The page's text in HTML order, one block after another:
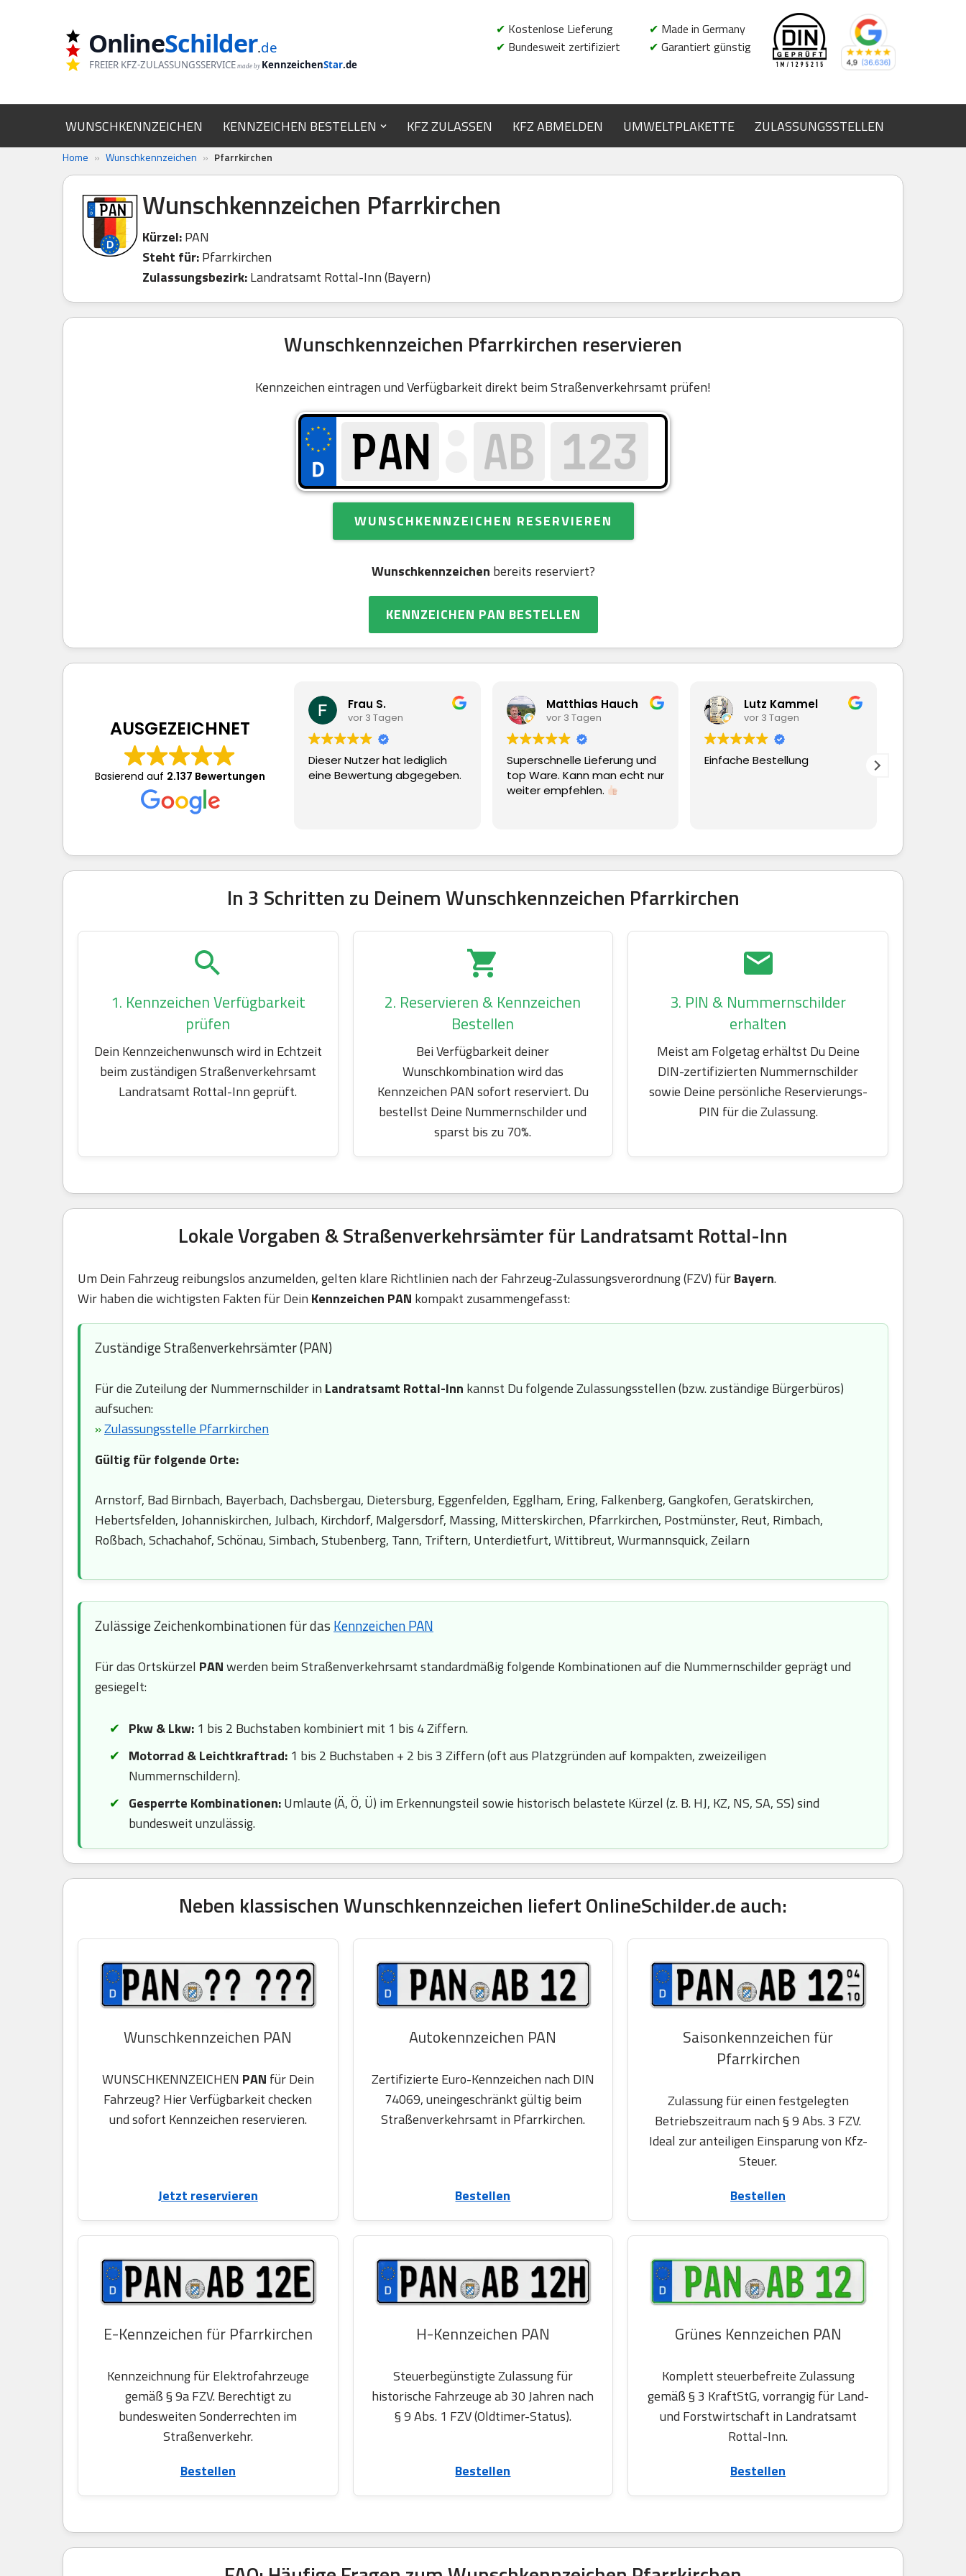
OnlineSchilder.de
FREIER KFZ-ZULASSUNGSSERVICE made by KennzeichenStar.de
✔ Kostenlose Lieferung
✔ Bundesweit zertifiziert
✔ Made in Germany
✔ Garantiert günstig
WUNSCHKENNZEICHEN KENNZEICHEN BESTELLEN KFZ ZULASSEN KFZ ABMELDEN UMWELTPLAKETTE ZULASSUNGSSTELLEN
Home » Wunschkennzeichen » Pfarrkirchen
Wunschkennzeichen Pfarrkirchen
Kürzel:PAN
Steht für:Pfarrkirchen
Zulassungsbezirk:Landratsamt Rottal-Inn (Bayern)
Wunschkennzeichen Pfarrkirchen reservieren
Kennzeichen eintragen und Verfügbarkeit direkt beim Straßenverkehrsamt prüfen!
WUNSCHKENNZEICHEN RESERVIEREN
Wunschkennzeichen bereits reserviert?
KENNZEICHEN PAN BESTELLEN
AUSGEZEICHNET
Basierend auf 2.137 Bewertungen
Frau S.
vor 3 Tagen
Dieser Nutzer hat lediglich
eine Bewertung abgegeben.
Matthias Hauch
vor 3 Tagen
Superschnelle Lieferung und
top Ware. Kann man echt nur
weiter empfehlen.
Lutz Kammel
vor 3 Tagen
Einfache Bestellung
Ging alles schnell und
reibungslos
In 3 Schritten zu Deinem Wunschkennzeichen Pfarrkirchen
1. Kennzeichen Verfügbarkeit
prüfen
Dein Kennzeichenwunsch wird in Echtzeit
beim zuständigen Straßenverkehrsamt
Landratsamt Rottal-Inn geprüft.
2. Reservieren & Kennzeichen
Bestellen
Bei Verfügbarkeit deiner
Wunschkombination wird das
Kennzeichen PAN sofort reserviert. Du
bestellst Deine Nummernschilder und
sparst bis zu 70%.
3. PIN & Nummernschilder
erhalten
Meist am Folgetag erhältst Du Deine
DIN-zertifizierten Nummernschilder
sowie Deine persönliche Reservierungs-
PIN für die Zulassung.
Lokale Vorgaben & Straßenverkehrsämter für Landratsamt Rottal-Inn
Um Dein Fahrzeug reibungslos anzumelden, gelten klare Richtlinien nach der Fahrzeug-Zulassungsverordnung (FZV) fürBayern.
Wir haben die wichtigsten Fakten für Dein Kennzeichen PAN kompakt zusammengefasst:
Zuständige Straßenverkehrsämter (PAN)
Für die Zuteilung der Nummernschilder in Landratsamt Rottal-Inn kannst Du folgende Zulassungsstellen (bzw. zuständige Bürgerbüros)
aufsuchen:
»Zulassungsstelle Pfarrkirchen
Gültig für folgende Orte:
Arnstorf, Bad Birnbach, Bayerbach, Dachsbergau, Dietersburg, Eggenfelden, Egglham, Ering, Falkenberg, Gangkofen, Geratskirchen,
Hebertsfelden, Johanniskirchen, Julbach, Kirchdorf, Malgersdorf, Massing, Mitterskirchen, Pfarrkirchen, Postmünster, Reut, Rimbach,
Roßbach, Schachahof, Schönau, Simbach, Stubenberg, Tann, Triftern, Unterdietfurt, Wittibreut, Wurmannsquick, Zeilarn
Zulässige Zeichenkombinationen für das Kennzeichen PAN
Für das Ortskürzel PANwerden beim Straßenverkehrsamt standardmäßig folgende Kombinationen auf die Nummernschilder geprägt und
gesiegelt:
Pkw & Lkw: 1 bis 2 Buchstaben kombiniert mit 1 bis 4 Ziffern.
Motorrad & Leichtkraftrad: 1 bis 2 Buchstaben + 2 bis 3 Ziffern (oft aus Platzgründen auf kompakten, zweizeiligen
Nummernschildern).
Gesperrte Kombinationen:Umlaute (Ä, Ö, Ü) im Erkennungsteil sowie historisch belastete Kürzel (z. B. HJ, KZ, NS, SA, SS) sind
bundesweit unzulässig.
Neben klassischen Wunschkennzeichen liefert OnlineSchilder.de auch:
Wunschkennzeichen PAN
WUNSCHKENNZEICHEN PAN für Dein
Fahrzeug? Hier Verfügbarkeit checken
und sofort Kennzeichen reservieren.
Jetzt reservieren
Autokennzeichen PAN
Zertifizierte Euro-Kennzeichen nach DIN
74069, uneingeschränkt gültig beim
Straßenverkehrsamt in Pfarrkirchen.
Bestellen
Saisonkennzeichen für
Pfarrkirchen
Zulassung für einen festgelegten
Betriebszeitraum nach § 9 Abs. 3 FZV.
Ideal zur anteiligen Einsparung von Kfz-
Steuer.
Bestellen
E-Kennzeichen für Pfarrkirchen
Kennzeichnung für Elektrofahrzeuge
gemäß § 9a FZV. Berechtigt zu
bundesweiten Sonderrechten im
Straßenverkehr.
Bestellen
H-Kennzeichen PAN
Steuerbegünstigte Zulassung für
historische Fahrzeuge ab 30 Jahren nach
§ 9 Abs. 1 FZV (Oldtimer-Status).
Bestellen
Grünes Kennzeichen PAN
Komplett steuerbefreite Zulassung
gemäß § 3 KraftStG, vorrangig für Land-
und Forstwirtschaft in Landratsamt
Rottal-Inn.
Bestellen